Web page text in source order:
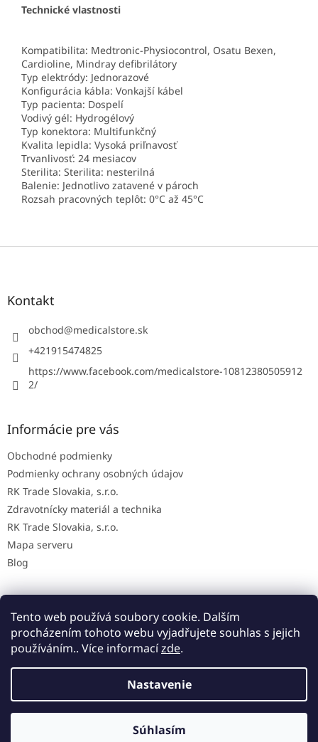
Tento web používá soubory cookie. Dalším
procházením tohoto webu vyjadřujete souhlas s jejich
používáním.. Více informacízde.
Nastavenie
Súhlasím
Technické vlastnosti
Kompatibilita: Medtronic-Physiocontrol, Osatu Bexen,
Cardioline, Mindray defibrilátory
Typ elektródy: Jednorazové
Konfigurácia kábla: Vonkajší kábel
Typ pacienta: Dospelí
Vodivý gél: Hydrogélový
Typ konektora: Multifunkčný
Kvalita lepidla: Vysoká priľnavosť
Trvanlivosť: 24 mesiacov
Sterilita: Sterilita: nesterilná
Balenie: Jednotlivo zatavené v pároch
Rozsah pracovných teplôt: 0°C až 45°C
Z
Kontakt
obchod@medicalstore.sk
+421915474825
https://www.facebook.com/medicalstore-10812380505912
2/
Informácie pre vás
Obchodné podmienky
Podmienky ochrany osobných údajov
RK Trade Slovakia, s.r.o.
Zdravotnícky materiál a technika
RK Trade Slovakia, s.r.o.
Mapa serveru
Blog
Mapa AED na Slovensku
Vytvoril Shoptet
MedicalStore. Všetky práva vyhradené.